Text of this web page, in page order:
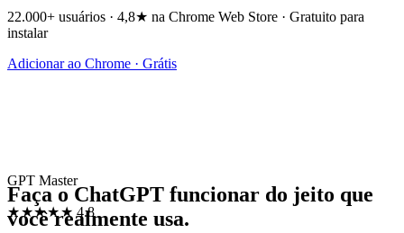
22.000+ usuários · 4,8★ na Chrome Web Store · Gratuito para
instalar
Adicionar ao Chrome · Grátis
GPT Master
★★★★★ 4.8
Faça o ChatGPT funcionar do jeito que
você realmente usa.